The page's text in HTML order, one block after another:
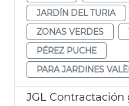
JARDÍN DEL TURIA
ZONAS VERDES
PÉREZ PUCHE
PARA JARDINES